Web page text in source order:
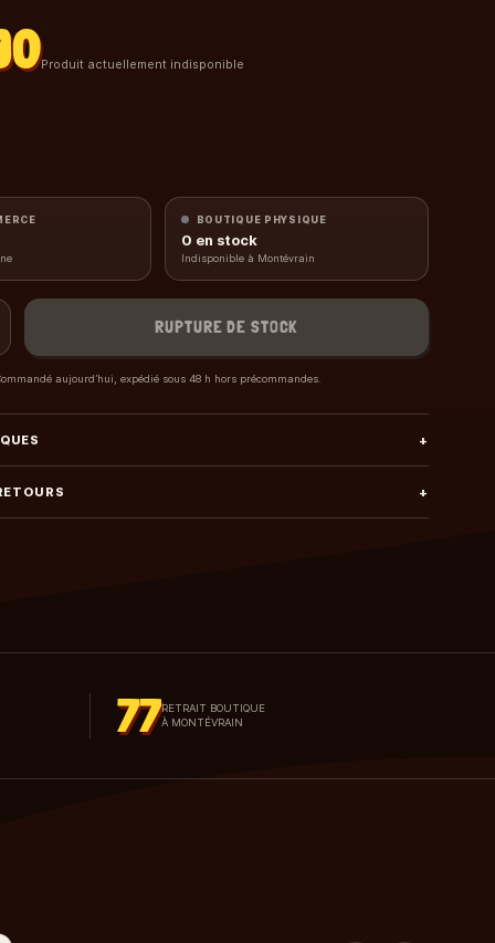
Produit actuellement indisponible
BOUTIQUE PHYSIQUE
0 en stock
Indisponible à Montévrain
RUPTURE DE STOCK
aujourd’hui, expédié sous 48 h hors précommandes.
+
+
77RETRAIT BOUTIQUE
À MONTÉVRAIN